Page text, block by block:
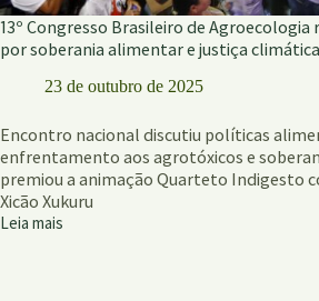
13º Congresso Brasileiro de
por soberania alimentar e justiça climática
23 de outubro de 2025
Encontro nacional discutiu políticas
enfrentamento aos agrotóxicos e
premiou a animação Quarteto Indigesto
Xicão Xukuru
Leia mais
13º